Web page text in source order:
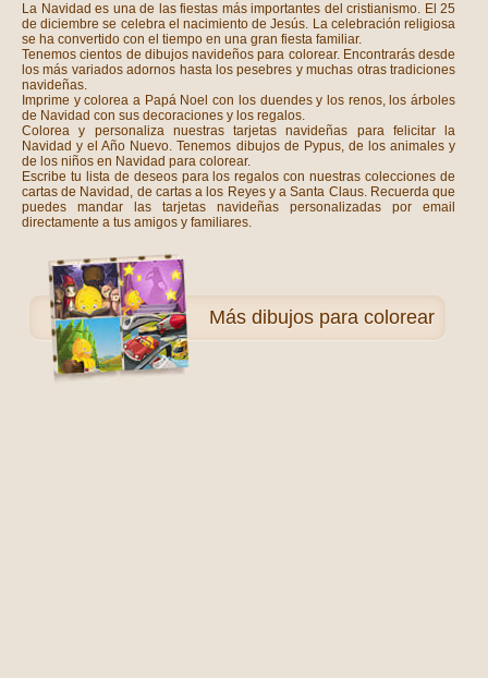
La Navidad es una de las fiestas más importantes del cristianismo. El 25
de diciembre se celebra el nacimiento de Jesús. La celebración religiosa
se ha convertido con el tiempo en una gran fiesta familiar.
Tenemos cientos de dibujos navideños para colorear. Encontrarás desde
los más variados adornos hasta los pesebres y muchas otras tradiciones
navideñas.
Imprime y colorea a Papá Noel con los duendes y los renos, los árboles
de Navidad con sus decoraciones y los regalos.
Colorea y personaliza nuestras tarjetas navideñas para felicitar la
Navidad y el Año Nuevo. Tenemos dibujos de Pypus, de los animales y
de los niños en Navidad para colorear.
Escribe tu lista de deseos para los regalos con nuestras colecciones de
cartas de Navidad, de cartas a los Reyes y a Santa Claus. Recuerda que
puedes mandar las tarjetas navideñas personalizadas por email
directamente a tus amigos y familiares.
Másdibujos para colorear